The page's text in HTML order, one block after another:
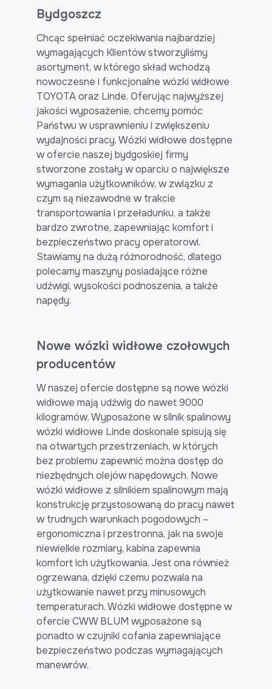
Bydgoszcz
Chcąc spełniać oczekiwania najbardziej
wymagających Klientów stworzyliśmy
asortyment, w którego skład wchodzą
nowoczesne i funkcjonalne wózki widłowe
TOYOTA oraz Linde. Oferując najwyższej
jakości wyposażenie, chcemy pomóc
Państwu w usprawnieniu i zwiększeniu
wydajności pracy. Wózki widłowe dostępne
w ofercie naszej bydgoskiej firmy
stworzone zostały w oparciu o największe
wymagania użytkowników, w związku z
czym są niezawodne w trakcie
transportowania i przeładunku, a także
bardzo zwrotne, zapewniając komfort i
bezpieczeństwo pracy operatorowi.
Stawiamy na dużą różnorodność, dlatego
polecamy maszyny posiadające różne
udźwigi, wysokości podnoszenia, a także
napędy.
Nowe wózki widłowe czołowych
producentów
W naszej ofercie dostępne są nowe wózki
widłowe mają udźwig do nawet 9000
kilogramów. Wyposażone w silnik spalinowy
wózki widłowe Linde doskonale spisują się
na otwartych przestrzeniach, w których
bez problemu zapewnić można dostęp do
niezbędnych olejów napędowych. Nowe
wózki widłowe z silnikiem spalinowym mają
konstrukcję przystosowaną do pracy nawet
w trudnych warunkach pogodowych –
ergonomiczna i przestronna, jak na swoje
niewielkie rozmiary, kabina zapewnia
komfort ich użytkowania. Jest ona również
ogrzewana, dzięki czemu pozwala na
użytkowanie nawet przy minusowych
temperaturach. Wózki widłowe dostępne w
ofercie CWW BLUM wyposażone są
ponadto w czujniki cofania zapewniające
bezpieczeństwo podczas wymagających
manewrów.